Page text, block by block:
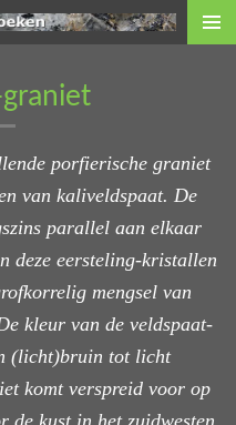
porfierische graniet
van kaliveldspaat. De
parallel aan elkaar
deze eersteling-kristallen
mengsel van
kleur van de veldspaat-
(licht)bruin tot licht
komt verspreid voor op
de kust in het zuidwesten